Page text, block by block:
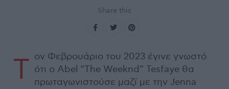
Share this
Τ ον Φεβρουάριο του 2023 έγινε γνωστό
ότι ο Abel “The Weeknd” Tesfaye θα
πρωταγωνιστούσε μαζί με την Jenna